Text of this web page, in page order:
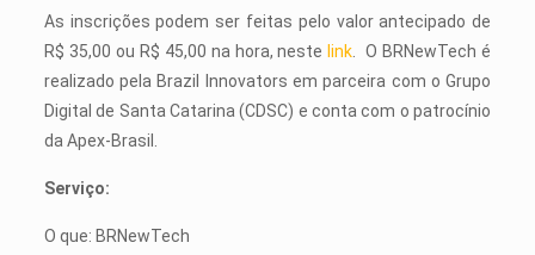
As inscrições podem ser feitas pelo valor antecipado de
R$ 35,00 ou R$ 45,00 na hora, neste link . O BRNewTech é
realizado pela Brazil Innovators em parceira com o Grupo
Digital de Santa Catarina (CDSC) e conta com o patrocínio
da Apex-Brasil.
Serviço:
O que: BRNewTech